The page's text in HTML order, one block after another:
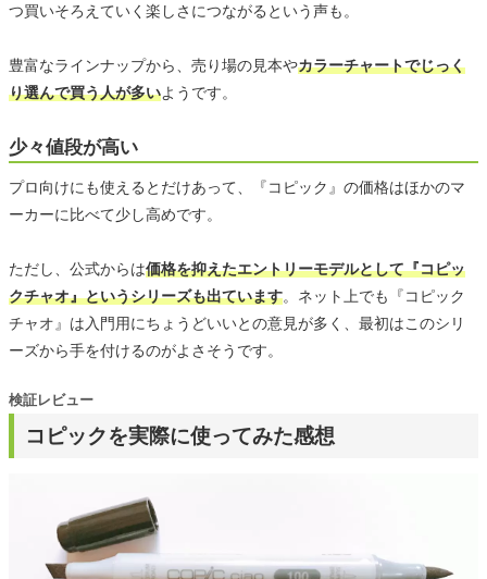
つ買いそろえていく楽しさにつながるという声も。
豊富なラインナップから、売り場の見本やカラーチャートでじっく
り選んで買う人が多いようです。
少々値段が高い
プロ向けにも使えるとだけあって、『コピック』の価格はほかのマ
ーカーに比べて少し高めです。
ただし、公式からは価格を抑えたエントリーモデルとして『コピッ
クチャオ』というシリーズも出ています。ネット上でも『コピック
チャオ』は入門用にちょうどいいとの意見が多く、最初はこのシリ
ーズから手を付けるのがよさそうです。
コピックを実際に使ってみた感想
検証レビュー